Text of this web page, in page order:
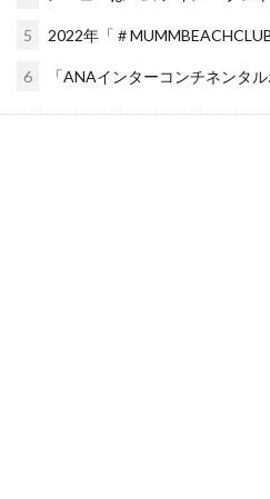
5 2022年「＃
6 「ANAインターコンチネンタ